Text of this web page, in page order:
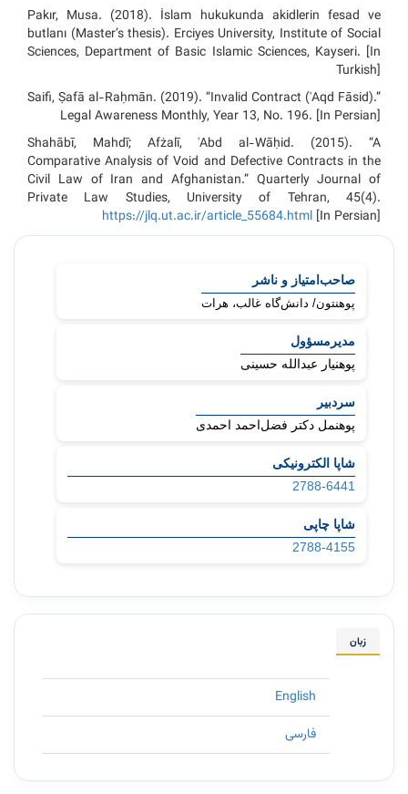
Pakır, Musa. (2018). İslam hukukunda akidlerin fesad ve
butlanı (Master’s thesis). Erciyes University, Institute of Social
Sciences, Department of Basic Islamic Sciences, Kayseri. [In
Turkish]
Saifi, Ṣafā al-Raḥmān. (2019). “Invalid Contract (ʿAqd Fāsid).”
Legal Awareness Monthly, Year 13, No. 196. [In Persian]
Shahābī, Mahdī; Afżalī, ʿAbd al-Wāḥid. (2015). “A
Comparative Analysis of Void and Defective Contracts in the
Civil Law of Iran and Afghanistan.” Quarterly Journal of
Private Law Studies, University of Tehran, 45(4).
https://jlq.ut.ac.ir/article_55684.html [In Persian]
صاحب‌امتیاز و ناشر
پوهنتون/ دانش‌گاه غالب، هرات
مدیرمسؤول
پوهنیار عبدالله حسینی
سردبیر
پوهنمل دکتر فضل‌احمد احمدی
شاپا الکترونیکی
2788-6441
شاپا چاپی
2788-4155
زبان
English
فارسی